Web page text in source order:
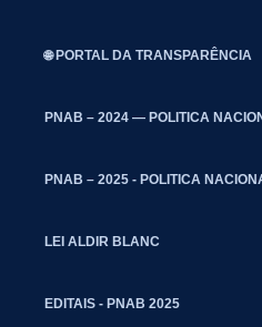
🌐 PORTAL DA TRANSPARÊNCIA
PNAB – 2024 — POLITICA
PNAB – 2025 - POLITICA
LEI ALDIR BLANC
EDITAIS - PNAB 2025